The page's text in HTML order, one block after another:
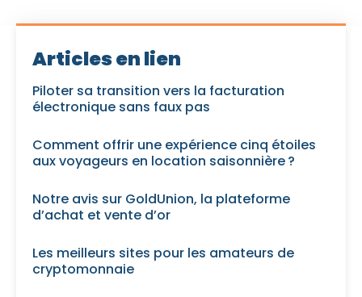
Articles en lien
Piloter sa transition vers la facturation
électronique sans faux pas
Comment offrir une expérience cinq étoiles
aux voyageurs en location saisonnière ?
Notre avis sur GoldUnion, la plateforme
d’achat et vente d’or
Les meilleurs sites pour les amateurs de
cryptomonnaie